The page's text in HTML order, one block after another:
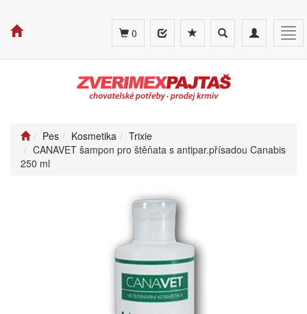
Toggle
navigation
Toggle
search
0
Pes Kosmetika
Trixie
CANAVET šampon pro štěňata s antipar.přísadou Canabis
250 ml